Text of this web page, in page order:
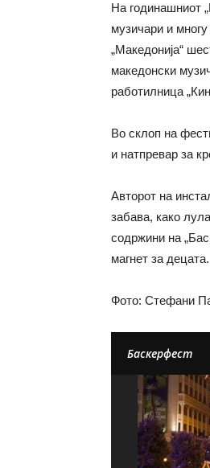
На годинашниот
музичари и
„Македонија“
македонски
работилница
Во склоп на
и натпревар за
Авторот на
забава, како
содржини на
магнет за децата.
Фото: Стефани
Баскерфест